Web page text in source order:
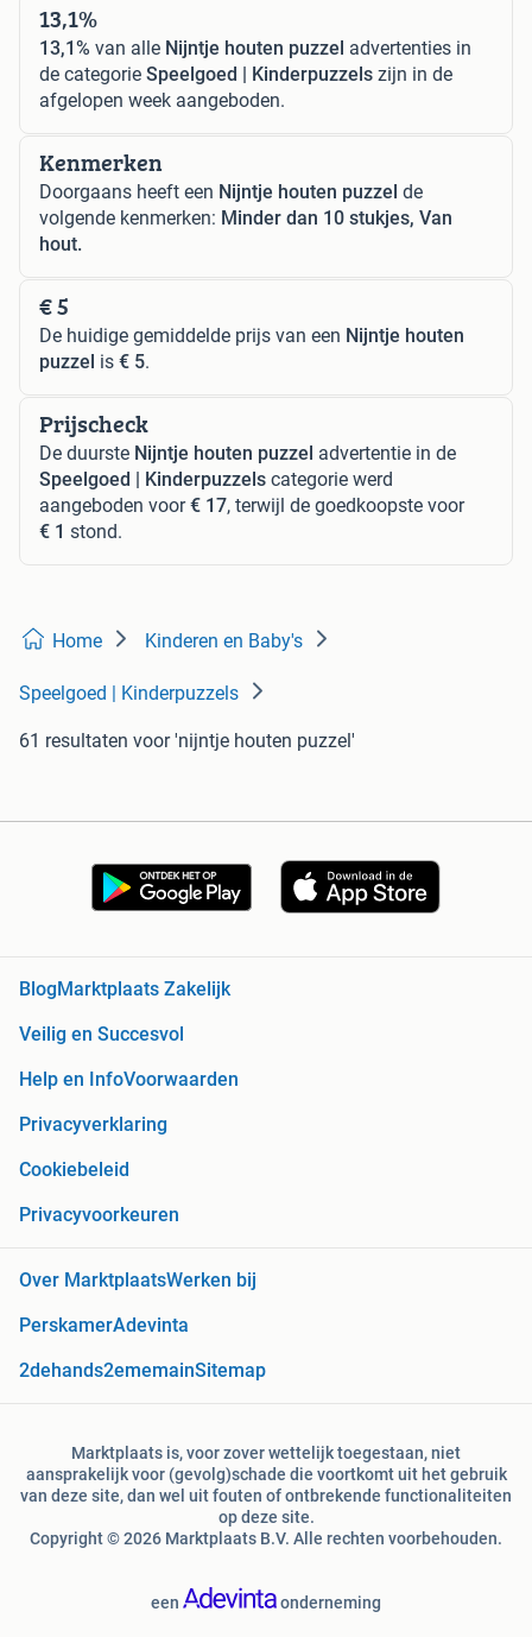
13,1%
13,1% van alle Nijntje houten puzzel advertenties in
de categorie Speelgoed | Kinderpuzzels zijn in de
afgelopen week aangeboden.
Kenmerken
Doorgaans heeft een Nijntje houten puzzel de
volgende kenmerken: Minder dan 10 stukjes, Van
hout.
€ 5
De huidige gemiddelde prijs van een Nijntje houten
puzzel is € 5.
Prijscheck
De duurste Nijntje houten puzzel advertentie in de
Speelgoed | Kinderpuzzels categorie werd
aangeboden voor€ 17, terwijl de goedkoopste voor
€ 1 stond.
Home Kinderen en Baby's
Speelgoed | Kinderpuzzels
61 resultaten voor 'nijntje houten puzzel'
Blog Marktplaats Zakelijk
Veilig en Succesvol
Help en InfoVoorwaarden
Privacyverklaring
Cookiebeleid
Privacyvoorkeuren
Over MarktplaatsWerken bij
PerskamerAdevinta
2dehands2ememainSitemap
Marktplaats is, voor zover wettelijk toegestaan, niet
aansprakelijk voor (gevolg)schade die voortkomt uit het gebruik
van deze site, dan wel uit fouten of ontbrekende functionaliteiten
op deze site.
Copyright © 2026 Marktplaats B.V. Alle rechten voorbehouden.
een onderneming